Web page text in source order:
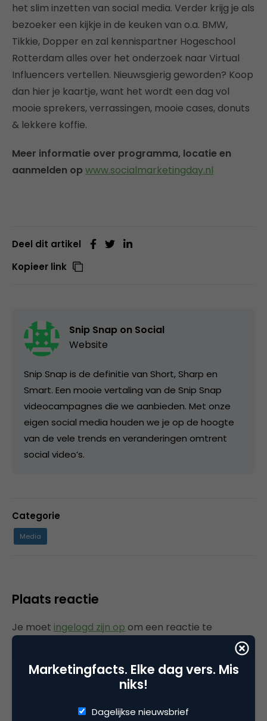
het slim inzetten van social media. Verder krijg je als
bezoeker een kijkje in de keuken van o.a. BMW,
Tikkie, Dopper en zal kennispartner Hogeschool
Rotterdam alles over het onderzoek naar Virtual
Influencers vertellen. Nieuwsgierig geworden? Koop
dan hier je kaartje, want het wordt een dag vol
mooie sprekers, verrassingen, mooie cases, donuts
& lekkere koffie.
Meer informatie over programma, locatie en
aanmelden op www.socialmarketingday.nl
Deel dit artikel
Kopieer link
Snip Snap on Social
Website
Snip Snap is de definitie van Short, Sharp en
Smart. Een mooie vertaling van de Snip Snap
videocampagnes die we aanbieden. Met onze
eigen social media houden we je op de hoogte
van de vele trends en veranderingen omtrent
social video’s.
Categorie
Media
Plaats reactie
Je moet ingelogd zijn op om een reactie te
Gerelateerde artikelen
Marketingfacts. Elke dag vers. Mis
niks!
Dagelijkse nieuwsbrief